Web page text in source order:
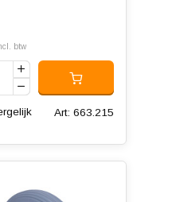
btw
Art: 663.215